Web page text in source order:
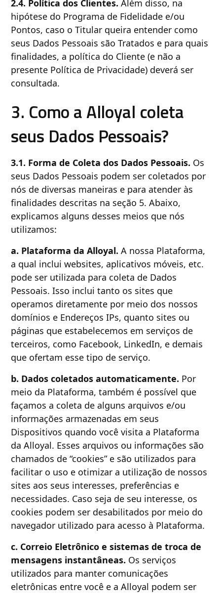
2.4. Política dos Clientes.Além disso, na
hipótese do Programa de Fidelidade e/ou
Pontos, caso o Titular queira entender como
seus Dados Pessoais são Tratados e para quais
finalidades, a política do Cliente (e não a
presente Política de Privacidade) deverá ser
consultada.
3. Como a Alloyal coleta
seus Dados Pessoais?
3.1. Forma de Coleta dos Dados Pessoais. Os
seus Dados Pessoais podem ser coletados por
nós de diversas maneiras e para atender às
finalidades descritas na seção 5. Abaixo,
explicamos alguns desses meios que nós
utilizamos:
a. Plataforma da Alloyal.A nossa Plataforma,
a qual inclui websites, aplicativos móveis, etc.
pode ser utilizada para coleta de Dados
Pessoais. Isso inclui tanto os sites que
operamos diretamente por meio dos nossos
domínios e Endereços IPs, quanto sites ou
páginas que estabelecemos em serviços de
terceiros, como Facebook, LinkedIn, e demais
que ofertam esse tipo de serviço.
b. Dados coletados automaticamente. Por
meio da Plataforma, também é possível que
façamos a coleta de alguns arquivos e/ou
informações armazenadas em seus
Dispositivos quando você visita a Plataforma
da Alloyal. Esses arquivos ou informações são
chamados de “cookies” e são utilizados para
facilitar o uso e otimizar a utilização de nossos
sites aos seus interesses, preferências e
necessidades. Caso seja de seu interesse, os
cookies podem ser desabilitados por meio do
navegador utilizado para acesso à Plataforma.
c. Correio Eletrônico e sistemas de troca de
mensagens instantâneas. Os serviços
utilizados para manter comunicações
eletrônicas entre você e a Alloyal podem ser